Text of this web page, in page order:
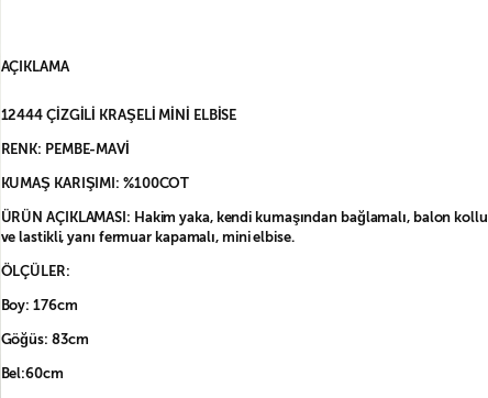
AÇIKLAMA
12444 ÇİZGİLİ KRAŞELİ MİNİ ELBİSE
RENK: PEMBE-MAVİ
KUMAŞ KARIŞIMI: %100COT
ÜRÜN AÇIKLAMASI: Hakim yaka, kendi kumaşından bağlamalı, balon kollu
ve lastikli, yanı fermuar kapamalı, mini elbise.
ÖLÇÜLER:
Boy: 176cm
Göğüs: 83cm
Bel:60cm